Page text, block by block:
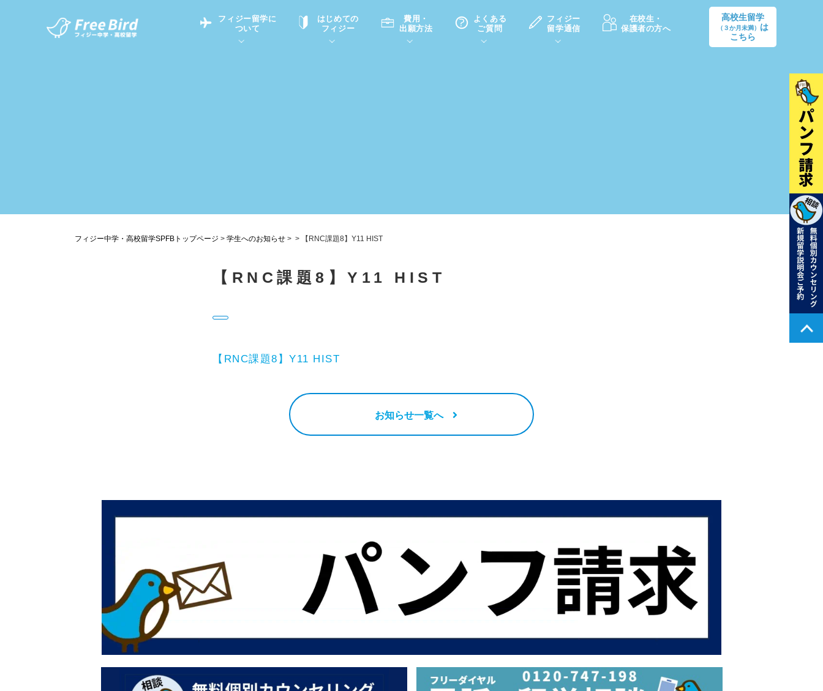
フィジー留学に
ついて
はじめての
フィジー
費用・
出願方法
よくある
ご質問
フィジー
留学通信
在校生・
保護者の方へ
高校生留学
（３か月未満）
は
こちら
フィジー中学・高校留学SPFBトップページ > 学生へのお知らせ > > 【RNC課題8】Y11 HIST
【RNC課題8】Y11 HIST
【RNC課題8】Y11 HIST
お知らせ一覧へ